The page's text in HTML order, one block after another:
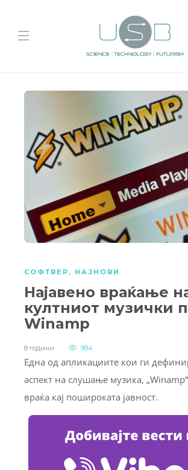
СОФТВЕР , НАЈНОВИ
Најавено враќање
култниот музички
Winamp
8 години 994
Една од апликациите кои ги
аспект на слушање музика,
враќа кај пошироката јавност.